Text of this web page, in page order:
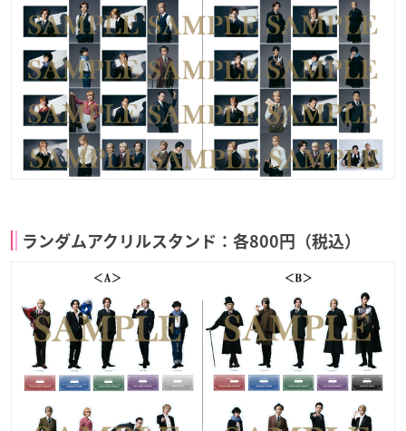
ランダムアクリルスタンド：各800円（税込）